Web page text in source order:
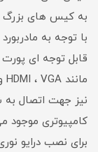
به کیس های بزرگ
با توجه به
نیز جهت اتصال
کامپیوتری
برای نصب درایو